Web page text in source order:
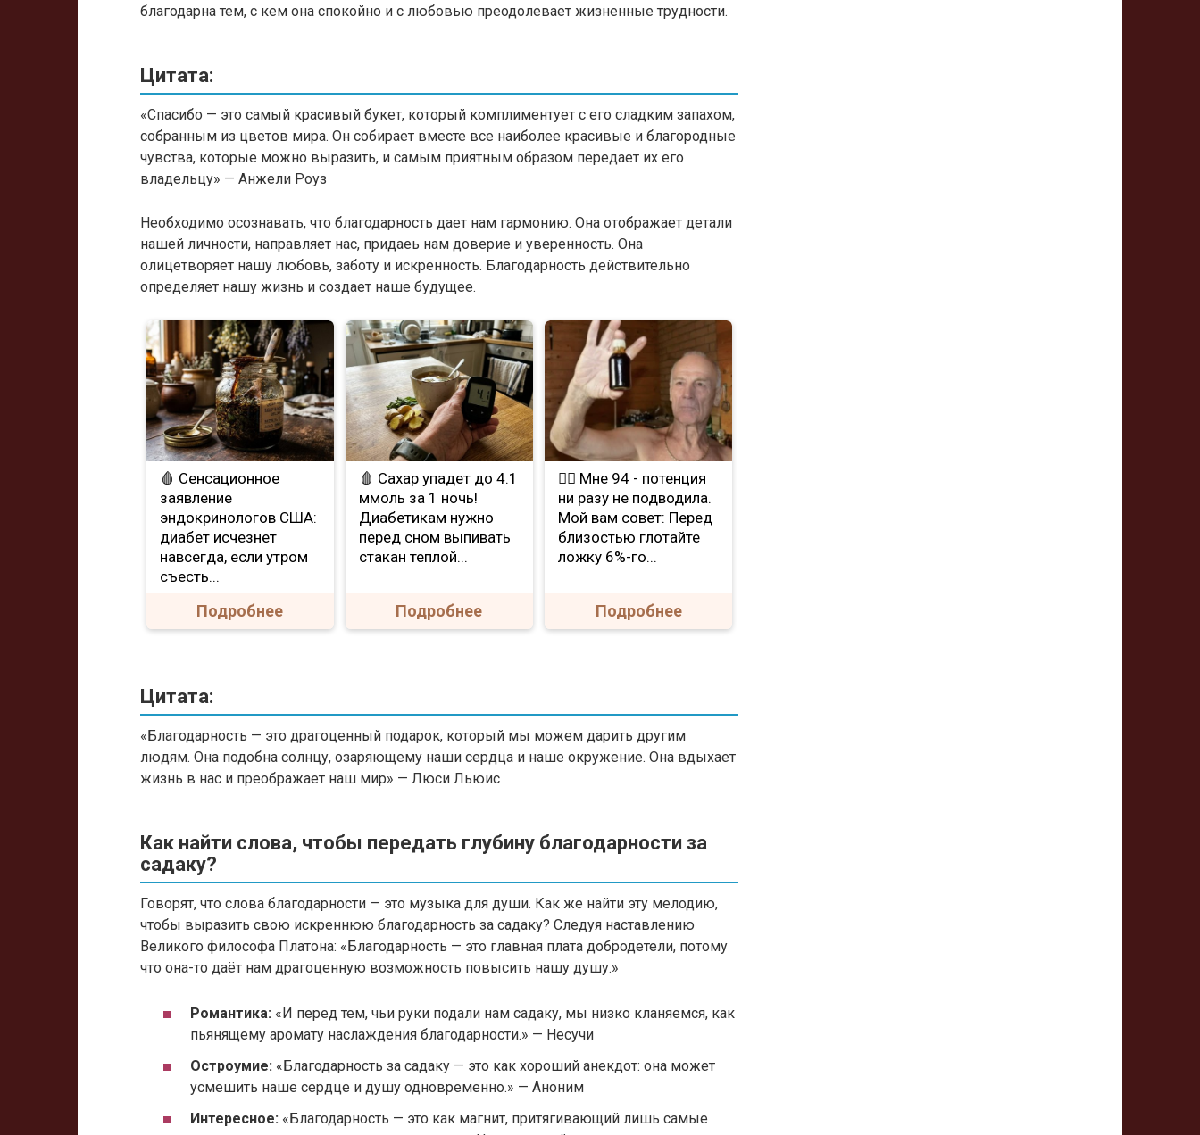
благодарна тем, с кем она спокойно и с любовью преодолевает жизненные трудности.
Цитата:
«Спасибо — это самый красивый букет, который комплиментует с его сладким запахом,
собранным из цветов мира. Он собирает вместе все наиболее красивые и благородные
чувства, которые можно выразить, и самым приятным образом передает их его
владельцу» — Анжели Роуз
Необходимо осознавать, что благодарность дает нам гармонию. Она отображает детали
нашей личности, направляет нас, придаеь нам доверие и уверенность. Она
олицетворяет нашу любовь, заботу и искренность. Благодарность действительно
определяет нашу жизнь и создает наше будущее.
🩸 Сенсационное
заявление
эндокринологов США:
диабет исчезнет
навсегда, если утром
съесть...
Подробнее
🩸 Сахар упадет до 4.1
ммоль за 1 ночь!
Диабетикам нужно
перед сном выпивать
стакан теплой...
Подробнее
❤️‍🔥 Мне 94 - потенция
ни разу не подводила.
Мой вам совет: Перед
близостью глотайте
ложку 6%-го...
Подробнее
Цитата:
«Благодарность — это драгоценный подарок, который мы можем дарить другим
людям. Она подобна солнцу, озаряющему наши сердца и наше окружение. Она вдыхает
жизнь в нас и преображает наш мир» — Люси Льюис
Как найти слова, чтобы передать глубину благодарности за
садаку?
Говорят, что слова благодарности — это музыка для души. Как же найти эту мелодию,
чтобы выразить свою искреннюю благодарность за садаку? Следуя наставлению
Великого философа Платона: «Благодарность — это главная плата добродетели, потому
что она-то даёт нам драгоценную возможность повысить нашу душу.»
Романтика: «И перед тем, чьи руки подали нам садаку, мы низко кланяемся, как
пьянящему аромату наслаждения благодарности.» — Несучи
Остроумие: «Благодарность за садаку — это как хороший анекдот: она может
усмешить наше сердце и душу одновременно.» — Аноним
Интересное: «Благодарность — это как магнит, притягивающий лишь самые